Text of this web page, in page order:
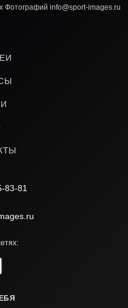
Фотографий info@sport-images.ru
83-81